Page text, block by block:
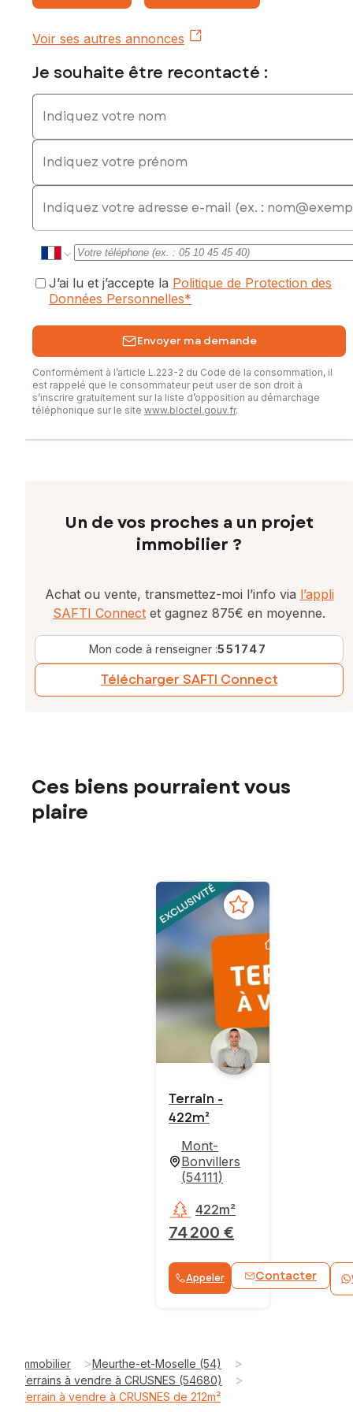
Honoraires charge vendeur
Contactez votre conseiller SAFTI : Bianca BENVENUTI, Tél. :
Agent commercial immatriculé au RSAC de THIONVILLE sous
le numéro 754 031 490
Voir ses autres annonces
Je souhaite être recontacté :
Indiquez votre nom
Indiquez votre prénom
E-mail
J’ai lu et j’accepte la Politique de Protection des
Données Personnelles*
Envoyer ma demande
Conformément à l’article L.223-2 du Code de la consommation, il
est rappelé que le consommateur peut user de son droit à
s’inscrire gratuitement sur la liste d’opposition au démarchage
téléphonique sur le site www.bloctel.gouv.fr.
Un de vos proches a un projet
immobilier ?
Achat ou vente, transmettez-moi l’info via l’appli
SAFTI Connect et gagnez 875€ en moyenne.
Mon code à renseigner :551747
Télécharger SAFTI Connect
Ces biens pourraient vous
plaire
Terrain -
422m²
Mont-
Bonvillers
(54111)
74 200 €
422m²
Appeler Contacter
Immobilier >Meurthe-et-Moselle (54) >
Terrains à vendre à CRUSNES (54680) >
Terrain à vendre à CRUSNES de 212m²